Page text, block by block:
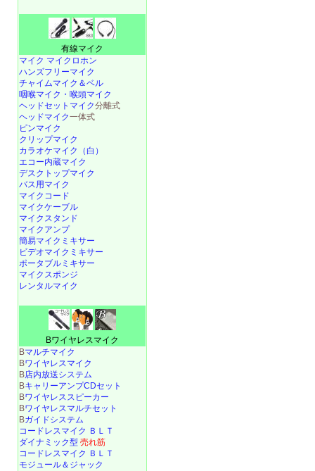
有線マイク
マイク マイクロホン
ハンズフリーマイク
チャイムマイク＆ベル
咽喉マイク・喉頭マイク
ヘッドセットマイク分離式
ヘッドマイク一体式
ピンマイク
クリップマイク
カラオケマイク（白）
エコー内蔵マイク
デスクトップマイク
バス用マイク
マイクコード
マイクケーブル
マイクスタンド
マイクアンプ
簡易マイクミキサー
ビデオマイクミキサー
ポータブルミキサー
マイクスポンジ
レンタルマイク
Bワイヤレスマイク
Bマルチマイク
Bワイヤレスマイク
B店内放送システム
BキャリーアンプCDセット
Bワイヤレススピーカー
Bワイヤレスマルチセット
Bガイドシステム
コードレスマイク ＢＬＴ
ダイナミック型 売れ筋
コードレスマイク ＢＬＴ
モジュール＆ジャック